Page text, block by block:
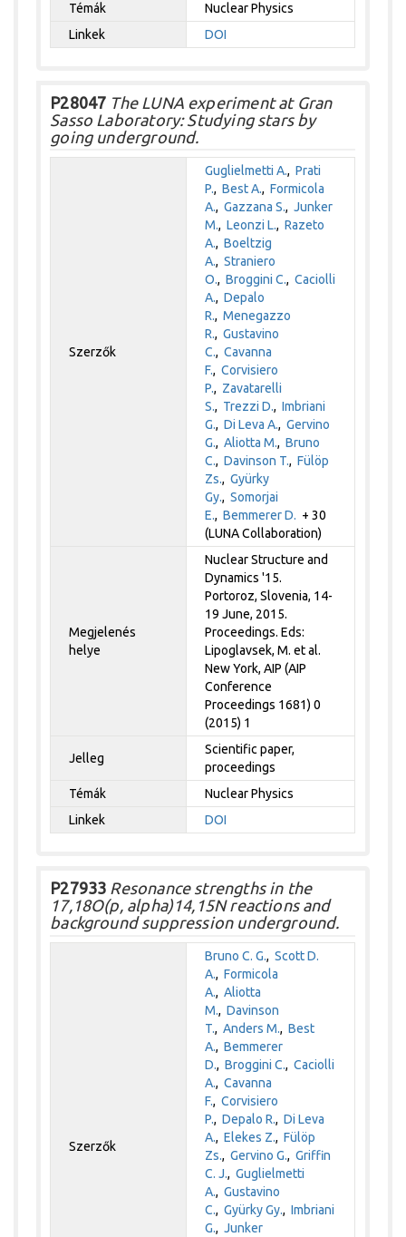
Témák
Nuclear Physics
Linkek
DOI
P28047 The LUNA experiment at Gran
Sasso Laboratory: Studying stars by
going underground.
Szerzők
Guglielmetti A.,Prati
P.,Best A.,Formicola
A.,Gazzana S.,Junker
M.,Leonzi L.,Razeto
A.,Boeltzig
A.,Straniero
O.,Broggini C.,Caciolli
A.,Depalo
R.,Menegazzo
R.,Gustavino
C.,Cavanna
F.,Corvisiero
P., Zavatarelli
S., Trezzi D.,Imbriani
G.,Di Leva A.,Gervino
G.,Aliotta M.,Bruno
C.,Davinson T.,Fülöp
Zs.,Gyürky
Gy.,Somorjai
E.,Bemmerer D. + 30
(LUNA Collaboration)
Megjelenés
helye
Nuclear Structure and
Dynamics '15.
Portoroz, Slovenia, 14-
19 June, 2015.
Proceedings. Eds:
Lipoglavsek, M. et al.
New York, AIP (AIP
Conference
Proceedings 1681) 0
(2015) 1
Jelleg
Scientific paper,
proceedings
Témák
Nuclear Physics
Linkek
DOI
P27933 Resonance strengths in the
17,18O(p, alpha)14,15N reactions and
background suppression underground.
Szerzők
Bruno C. G.,Scott D.
A.,Formicola
A.,Aliotta
M.,Davinson
T.,Anders M.,Best
A.,Bemmerer
D.,Broggini C.,Caciolli
A.,Cavanna
F.,Corvisiero
P.,Depalo R.,Di Leva
A.,Elekes Z.,Fülöp
Zs.,Gervino G.,Griffin
C. J.,Guglielmetti
A.,Gustavino
C.,Gyürky Gy.,Imbriani
G.,Junker